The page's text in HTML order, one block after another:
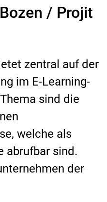
/ Projit
zentral auf der
im E-Learning-
sind die
welche als
abrufbar sind.
der